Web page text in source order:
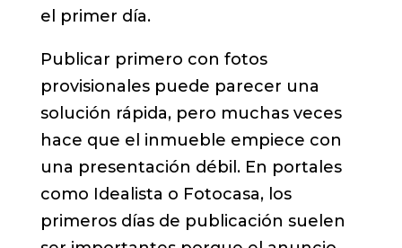
el primer día.
Publicar primero con fotos
provisionales puede parecer una
solución rápida, pero muchas veces
hace que el inmueble empiece con
una presentación débil. En portales
como Idealista o Fotocasa, los
primeros días de publicación suelen